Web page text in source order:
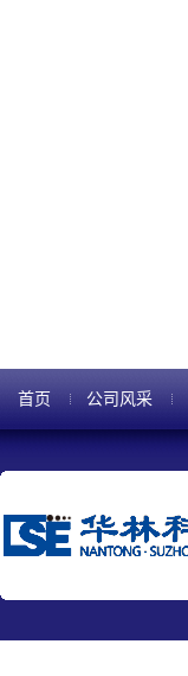
首页 公司风采